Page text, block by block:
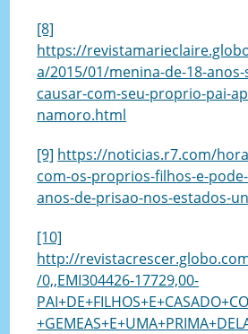
[8]
https://
a/2015/01/menina-de-18-
causar-com-seu-proprio-pai-
namoro.html
[9] https://noticias.r7.com/
com-os-proprios-filhos-e-
anos-de-prisao-nos-estados-
[10]
http://
/0,,EMI304426-17729,00-